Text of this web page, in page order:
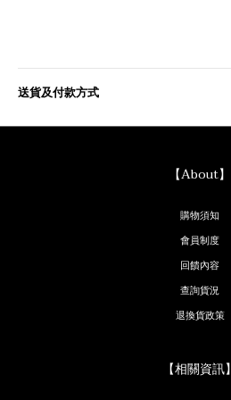
送貨及付款方式
【About】
購物須知
會員制度
回饋內容
查詢貨況
退換貨政策
【相關資訊】